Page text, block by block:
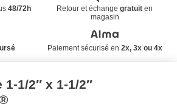
48/72h
Retour et échangegratuit en
magasin
Paiement sécurisé en 2x, 3x ou 4x
1/2″ x 1-1/2″